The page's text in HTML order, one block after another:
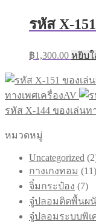
รหัส X-
฿1,300.00 หยิบใ
ทางเพศเครื่องAV
รหัส X-144 ของเล่นท
หมวดหมู่
Uncategorized 2
กางเกงทอม 11
จิ๋มกระป๋อง 77
จู๋ปลอมติดพื้นผ
จู๋ปลอมระบบพิเ